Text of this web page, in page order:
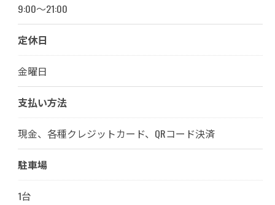
9:00～21:00
定休日
金曜日
支払い方法
現金、各種クレジットカード、QRコード決済
駐車場
1台